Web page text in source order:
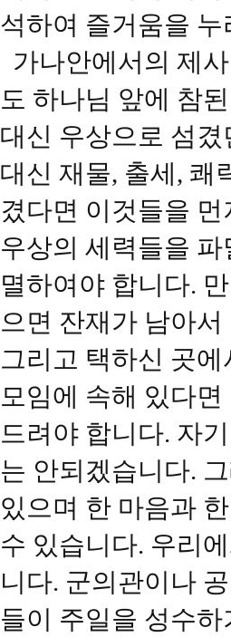
석하여 즐거움을
가나안에서의 제
도 하나님 앞에 참
대신 우상으로 섬
대신 재물, 출세, 쾌
겼다면 이것들을
우상의 세력들을
멸하여야 합니다.
으면 잔재가 남아
그리고 택하신 곳
모임에 속해 있다
드려야 합니다. 자
는 안되겠습니다.
있으며 한 마음과
수 있습니다. 우리
니다. 군의관이나
들이 주일을 성수